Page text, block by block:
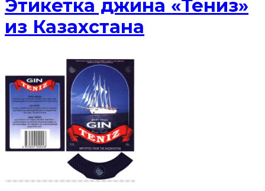
Этикетка джина «Тениз»
из Казахстана